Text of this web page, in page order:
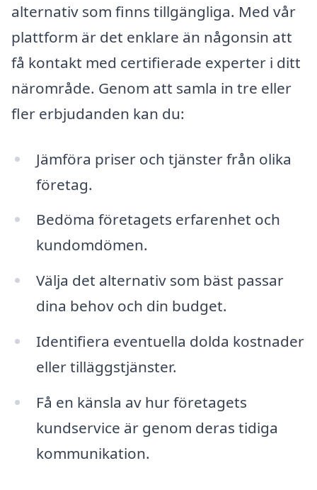
alternativ som finns tillgängliga. Med vår
plattform är det enklare än någonsin att
få kontakt med certifierade experter i ditt
närområde. Genom att samla in tre eller
fler erbjudanden kan du:
Jämföra priser och tjänster från olika
företag.
Bedöma företagets erfarenhet och
kundomdömen.
Välja det alternativ som bäst passar
dina behov och din budget.
Identifiera eventuella dolda kostnader
eller tilläggstjänster.
Få en känsla av hur företagets
kundservice är genom deras tidiga
kommunikation.